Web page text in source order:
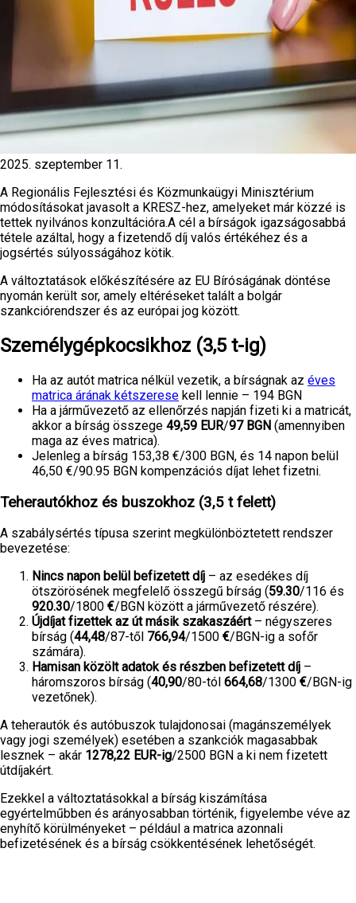
2025. szeptember 11.
A Regionális Fejlesztési és Közmunkaügyi Minisztérium
módosításokat javasolt a KRESZ-hez, amelyeket már közzé is
tettek nyilvános konzultációra.A cél a bírságok igazságosabbá
tétele azáltal, hogy a fizetendő díj valós értékéhez és a
jogsértés súlyosságához kötik.
A változtatások előkészítésére az EU Bíróságának döntése
nyomán került sor, amely eltéréseket talált a bolgár
szankciórendszer és az európai jog között.
Személygépkocsikhoz (3,5 t-ig)
Ha az autót matrica nélkül vezetik, a bírságnak az éves
matrica árának kétszerese kell lennie – 194 BGN
Ha a járművezető az ellenőrzés napján fizeti ki a matricát,
akkor a bírság összege 49,59 EUR/97 BGN (amennyiben
maga az éves matrica).
Jelenleg a bírság 153,38 €/300 BGN, és 14 napon belül
46,50 €/90.95 BGN kompenzációs díjat lehet fizetni.
Teherautókhoz és buszokhoz (3,5 t felett)
A szabálysértés típusa szerint megkülönböztetett rendszer
bevezetése:
Nincs napon belül befizetett díj – az esedékes díj
ötszörösének megfelelő összegű bírság (59.30/116 és
920.30/1800 €/BGN között a járművezető részére).
Újdíjat fizettek az út másik szakaszáért– négyszeres
bírság (44,48/87-től 766,94/1500 €/BGN-ig a sofőr
számára).
Hamisan közölt adatok és részben befizetett díj –
háromszoros bírság (40,90/80-tól 664,68/1300 €/BGN-ig
vezetőnek).
A teherautók és autóbuszok tulajdonosai (magánszemélyek
vagy jogi személyek) esetében a szankciók magasabbak
lesznek – akár 1278,22 EUR-ig/2500 BGN a ki nem fizetett
útdíjakért.
Ezekkel a változtatásokkal a bírság kiszámítása
egyértelműbben és arányosabban történik, figyelembe véve az
enyhítő körülményeket – például a matrica azonnali
befizetésének és a bírság csökkentésének lehetőségét.